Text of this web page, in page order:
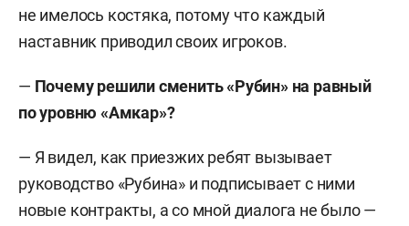
не имелось костяка, потому что каждый
наставник приводил своих игроков.
— Почему решили сменить «Рубин» на равный
по уровню «Амкар»?
— Я видел, как приезжих ребят вызывает
руководство «Рубина» и подписывает с ними
новые контракты, а со мной диалога не было —